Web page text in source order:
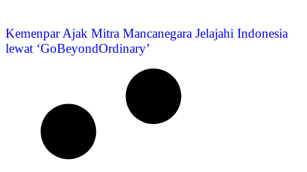
Kemenpar Ajak Mitra Mancanegara Jelajahi Indonesia
lewat ‘GoBeyondOrdinary’